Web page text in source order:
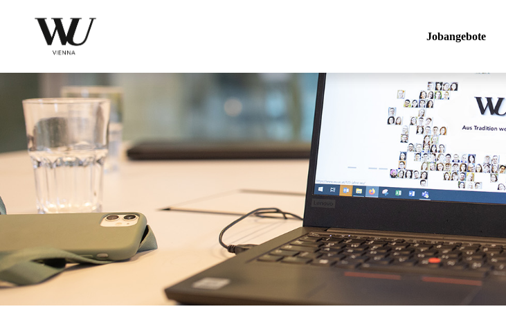
Jobangebote